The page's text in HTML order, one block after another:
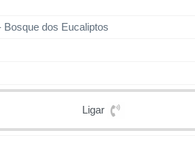
Bosque dos Eucaliptos
Ligar